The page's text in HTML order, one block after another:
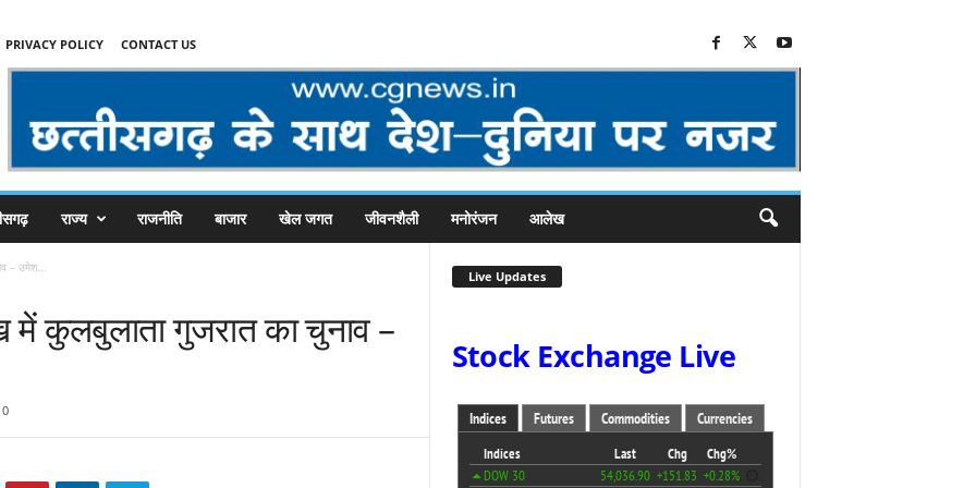
PRIVACY POLICY CONTACT US
राज्य राजनीति बाजार खेल जगत जीवनशैली मनोरंजन आलेख
– उमेश...
में कुलबुलाता गुजरात का चुनाव –
0
Live Updates
Stock Exchange Live